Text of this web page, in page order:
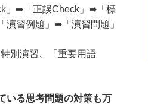
」➡「正誤Check」➡「標
習例題」➡「演習問題」
別演習、「重要用語
いる思考問題の対策も万